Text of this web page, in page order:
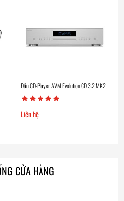
Đầu CD-Player AVM Evolution CD 3.2 MK2
Liên hệ
CỬA HÀNG